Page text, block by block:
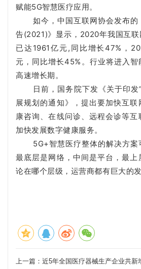
赋能5G智慧医疗应用。
如今，中国互联网协会发布
告(2021)》显示，2020年我国互
已达1961亿元,同比增长47%，
元，同比增长45%。行业将进入智
高速增长期。
日前，国务院下发《关于印
展规划的通知》，提出要加快互
康咨询、在线问诊、远程会诊等
加快发展数字健康服务。
5G+智慧医疗整体的解决方案
最底层是网络，中间是平台，最
论在哪个层级，运营商都有巨大的发
上一篇： 近5年全国医疗器械生产企业共新增